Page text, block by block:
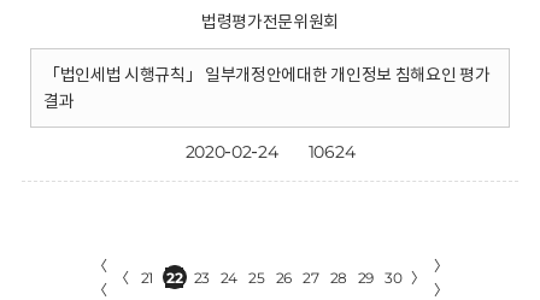
법령평가전문위원회
「법인세법 시행규칙」 일부개정안에대한 개인정보 침해요인 평가
결과
2020-02-24 10624
〈
〈
〈 21 22 23 24 25 26 27 28 29 30 〉
〉
〉